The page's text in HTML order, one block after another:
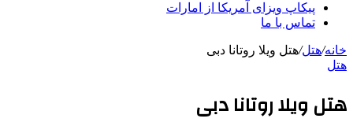
پیکاپ ویزای آمریکا از امارات
تماس با ما
خانه/هتل/هتل ویلا روتانا دبی
هتل
هتل ویلا روتانا دبی